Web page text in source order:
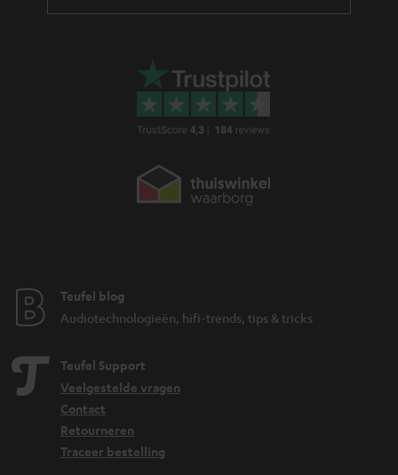
Teufel blog
Audiotechnologieën, hifi-trends, tips & tricks
Teufel Support
Veelgestelde vragen
Contact
Retourneren
Traceer bestelling